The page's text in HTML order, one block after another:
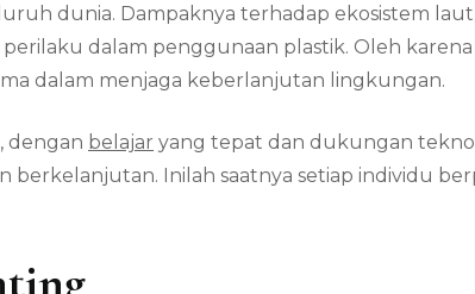
Kurangi
Sampah
Plastik
dunia. Dampaknya terhadap ekosistem
dalam penggunaan plastik. Oleh
dalam menjaga keberlanjutan lingkungan.
dengan belajar yang tepat dan dukungan
Inilah saatnya setiap individu